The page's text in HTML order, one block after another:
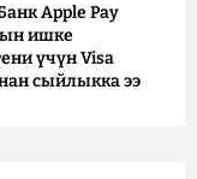
Apple Pay
ишке
үчүн Visa
сыйлыкка ээ